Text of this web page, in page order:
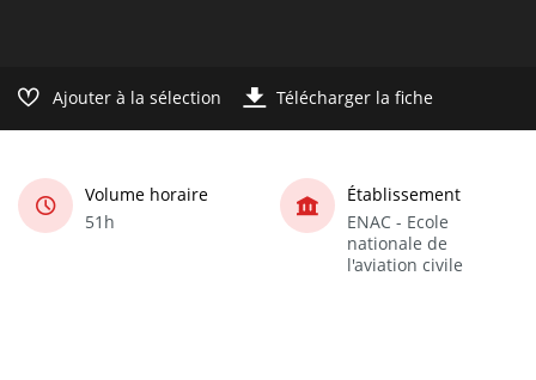
Ajouter à la sélection Télécharger la fiche
Volume horaire
51h
Établissement
ENAC - Ecole
nationale de
l'aviation civile